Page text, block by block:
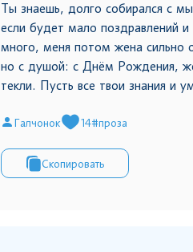
Ты знаешь, долго собирался с
если будет мало поздравлений
много, меня потом жена сильно
но с душой: с Днём Рождения,
текли. Пусть все твои знания и
Галчонок 14#проза
Скопировать